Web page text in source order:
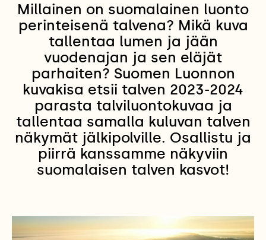
Millainen on suomalainen luonto
perinteisenä talvena? Mikä kuva
tallentaa lumen ja jään
vuodenajan ja sen eläjät
parhaiten? Suomen Luonnon
kuvakisa etsii talven 2023-2024
parasta talviluontokuvaa ja
tallentaa samalla kuluvan talven
näkymät jälkipolville. Osallistu ja
piirrä kanssamme näkyviin
suomalaisen talven kasvot!